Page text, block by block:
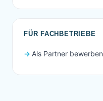
FÜR FACHBETRIEBE
Als Partner bewerben